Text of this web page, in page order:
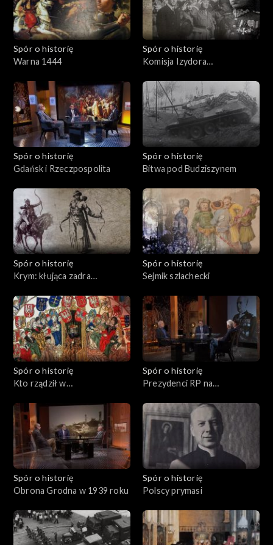
Spór o historię
Warna 1444
Spór o historię
Komisja Izydora
Spór o historię
Gdańsk i Rzeczpospolita
Spór o historię
Bitwa pod Budziszynem
Spór o historię
Krym: kłująca zadra
Spór o historię
Sejmik szlachecki
Spór o historię
Kto rządził w
Spór o historię
Prezydenci RP na
Spór o historię
Obrona Grodna w 1939 roku
Spór o historię
Polscy prymasi